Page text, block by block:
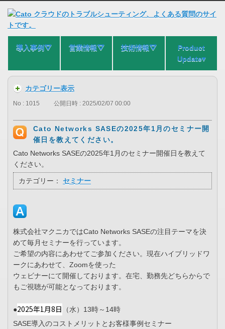
導入事例⛛ 営業情報⛛ 技術情報⛛
Product
Update▾
カテゴリー表示
No : 1015 公開日時 : 2025/02/07 00:00
Cato Networks SASEの2025年1月のセミナー開
催日を教えてください。
Cato Networks SASEの2025年1月のセミナー開催日を教えて
ください。
カテゴリー： セミナー
株式会社マクニカではCato Networks SASEの注目テーマを決
めて毎月セミナーを行っています。
ご希望の内容にあわせてご参加ください。現在ハイブリッドワ
ークにあわせて、Zoomを使った
ウェビナーにて開催しております。在宅、勤務先どちらからで
もご視聴が可能となっております。
●2025年1月8日
（水）13時～14時
SASE導入のコストメリットとお客様事例セミナー